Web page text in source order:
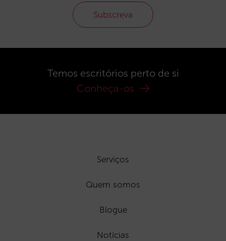
Subscreva
Temos escritórios perto de si
Conheça-os
Serviços
Quem somos
Blogue
Notícias